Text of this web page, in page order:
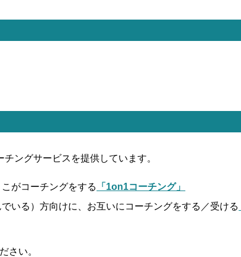
ングサービスを提供しています。
がコーチングをする
「1on1コーチング」
いる）方向けに、お互いにコーチングをする／受ける
さい。